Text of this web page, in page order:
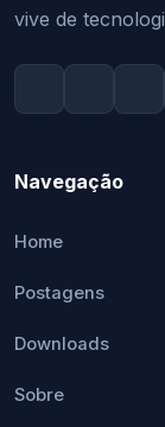
vive de
Navegação
Home
Postagens
Downloads
Sobre